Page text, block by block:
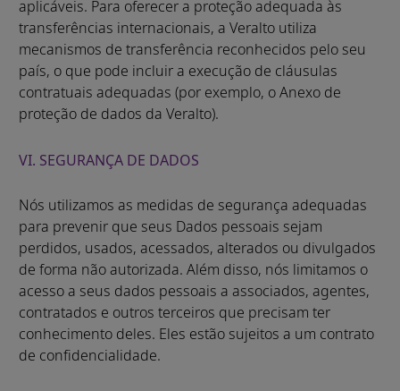
aplicáveis. Para oferecer a proteção adequada às
transferências internacionais, a Veralto utiliza
mecanismos de transferência reconhecidos pelo seu
país, o que pode incluir a execução de cláusulas
contratuais adequadas (por exemplo, o Anexo de
proteção de dados da Veralto).
VI. SEGURANÇA DE DADOS
Nós utilizamos as medidas de segurança adequadas
para prevenir que seus Dados pessoais sejam
perdidos, usados, acessados, alterados ou divulgados
de forma não autorizada. Além disso, nós limitamos o
acesso a seus dados pessoais a associados, agentes,
contratados e outros terceiros que precisam ter
conhecimento deles. Eles estão sujeitos a um contrato
de confidencialidade.